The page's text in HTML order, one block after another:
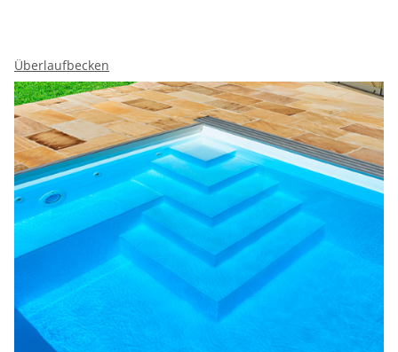
Überlaufbecken